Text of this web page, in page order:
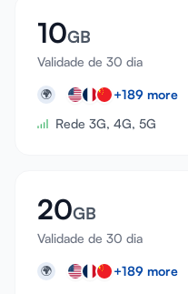
10GB
Validade de 30 dia
🌍 +189 more
Rede 3G, 4G, 5G
20GB
Validade de 30 dia
🌍 +189 more